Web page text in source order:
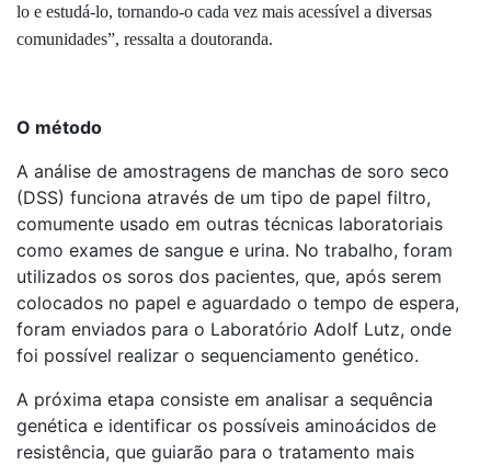
lo e estudá-lo, tornando-o cada vez mais acessível a diversas
comunidades”, ressalta a doutoranda.
O método
A análise de amostragens de manchas de soro seco
(DSS) funciona através de um tipo de papel filtro,
comumente usado em outras técnicas laboratoriais
como exames de sangue e urina. No trabalho, foram
utilizados os soros dos pacientes, que, após serem
colocados no papel e aguardado o tempo de espera,
foram enviados para o Laboratório Adolf Lutz, onde
foi possível realizar o sequenciamento genético.
A próxima etapa consiste em analisar a sequência
genética e identificar os possíveis aminoácidos de
resistência, que guiarão para o tratamento mais